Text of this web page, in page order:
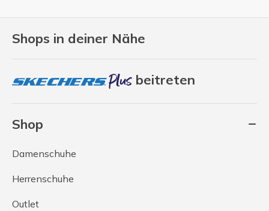
Shops in deiner Nähe
beitreten
Shop
Damenschuhe
Herrenschuhe
Outlet